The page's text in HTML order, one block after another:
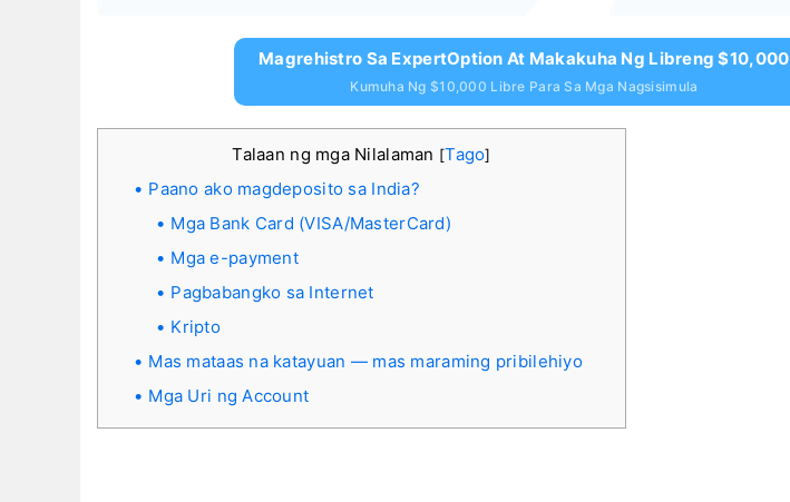
Magrehistro Sa ExpertOption At Makakuha Ng Libreng $10,000
Kumuha Ng $10,000 Libre Para Sa Mga Nagsisimula
Talaan ng mga Nilalaman [Tago]
Paano ako magdeposito sa India?
Mga Bank Card (VISA/MasterCard)
Mga e-payment
Pagbabangko sa Internet
Kripto
Mas mataas na katayuan — mas maraming pribilehiyo
Mga Uri ng Account